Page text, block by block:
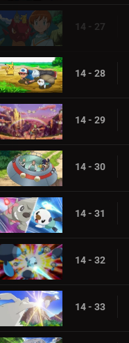
14 - 27
14 - 28
14 - 29
14 - 30
14 - 31
14 - 32
14 - 33